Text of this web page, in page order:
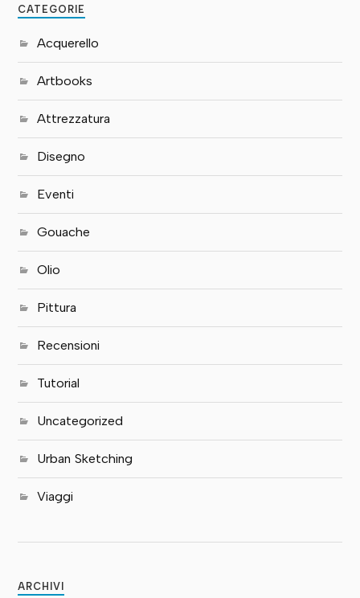
CATEGORIE
Acquerello
Artbooks
Attrezzatura
Disegno
Eventi
Gouache
Olio
Pittura
Recensioni
Tutorial
Uncategorized
Urban Sketching
Viaggi
ARCHIVI